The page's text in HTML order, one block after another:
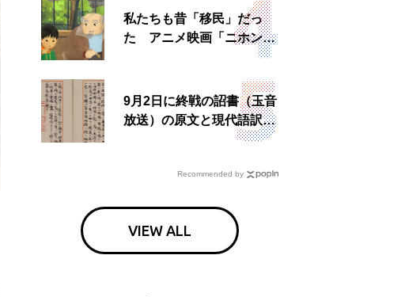
私たちも昔「移民」だっ
た アニメ映画「ニホンジ
9月2日に終戦の詔書（玉音
放送）の原文と現代語訳を
読む もう一つの「終戦の
Recommended by
VIEW ALL